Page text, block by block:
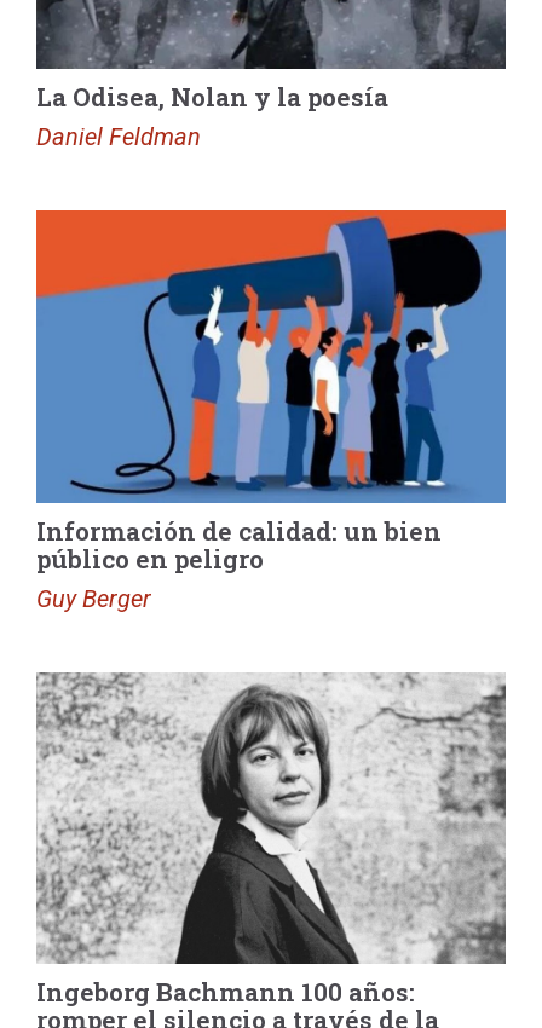
La Odisea, Nolan y la poesía
Daniel Feldman
Información de calidad: un bien
público en peligro
Guy Berger
Ingeborg Bachmann 100 años:
romper el silencio a través de la